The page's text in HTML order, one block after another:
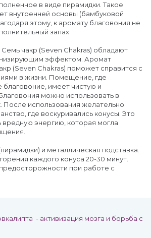
в виде пирамидки. Такое
внутренней основы (бамбуковой
этому, к аромату благовония не
запах.
чакр (Seven Chakras) обладают
эффектом. Аромат
(Seven Chakras) поможет справится с
в жизни. Помещение, где
благовоние, имеет чистую и
можно использовать в
После использования желательно
где воскуривались конусы. Это
вредную энергию, которая могла
и металлическая подставка.
каждого конуса 20-30 минут.
при работе с